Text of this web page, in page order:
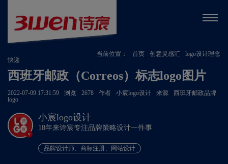
当前位置： 首页 创意灵感汇
logo设计理念
快递
西班牙邮政（Correos）标志logo图片
2022-07-09 17:31:59 浏览 2678 作者 小宸logo设计 来源
西班牙邮政品牌
logo
v
小宸logo设计
18年来诗宸专注品牌策略设计一件事
品牌设计师、商标注册、网站设计